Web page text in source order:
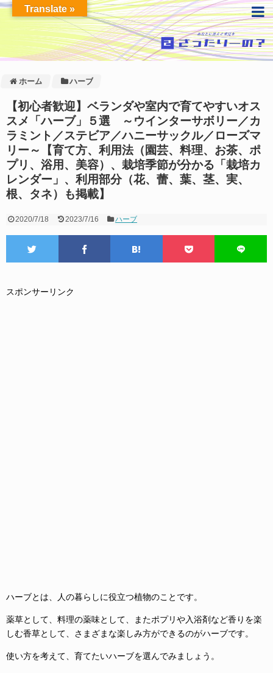
ホーム ハーブ
【初心者歓迎】ベランダや室内で育てやすいオス
スメ「ハーブ」５選 ～ウインターサボリー／カ
ラミント／ステビア／ハニーサックル／ローズマ
リー～【育て方、利用法（園芸、料理、お茶、ポ
プリ、浴用、美容）、栽培季節が分かる「栽培カ
レンダー」、利用部分（花、蕾、葉、茎、実、
根、タネ）も掲載】
2020/7/18 2023/7/16 ハーブ
スポンサーリンク
ハーブとは、人の暮らしに役立つ植物のことです。
薬草として、料理の薬味として、またポプリや入浴剤など香りを楽
しむ香草として、さまざまな楽しみ方ができるのがハーブです。
使い方を考えて、育てたいハーブを選んでみましょう。
Translate »